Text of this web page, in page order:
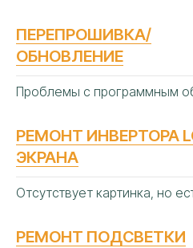
ПЕРЕПРОШИВКА/
ОБНОВЛЕНИЕ
Проблемы с программным
РЕМОНТ ИНВЕРТОРА
ЭКРАНА
Отсутствует картинка, но
РЕМОНТ ПОДСВЕТКИ
Сертифицированные
детали
Профильное дилерское
диагностическое оборудование
Ежегодное обучение и
устройств